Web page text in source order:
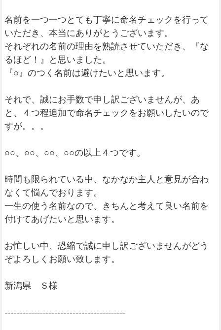
名前を一つ一つとても丁寧に命名チェックを行って
いただき、本当にありがとうございます。
それぞれの名前の理由を熟読させていただき、『な
るほど！』と思いました。
『○』のつく名前は避けたいと思います。
それで、誠にお手数で申し訳ございませんが、あ
と、４つ程追加で命名チェックをお願いしたいので
すが。。。
○○、○○、○○、○○の以上４つです。
時間も限られている中、なかなか主人と意見が合わ
なくて悩んでおります。
一生の使う名前なので、きちんと考えて良い名前を
付けてあげたいと思います。
お忙しい中、恐縮で誠に申し訳ございませんがどう
ぞよろしくお願い致します。
新潟県 Ｓ様
-----------------------------------------